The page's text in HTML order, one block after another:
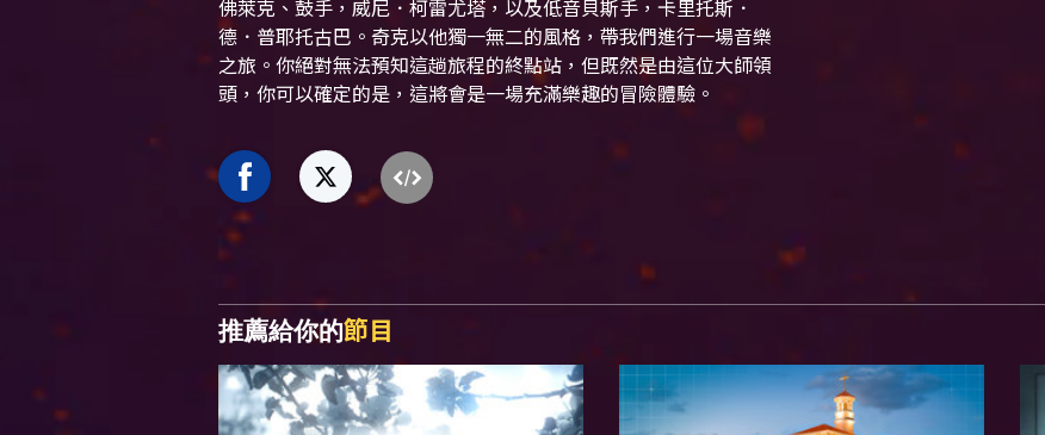
佛萊克、鼓手，威尼．柯雷尤塔，以及低音貝斯手，卡里托斯．
德．普耶托古巴。奇克以他獨一無二的風格，帶我們進行一場音樂
之旅。你絕對無法預知這趟旅程的終點站，但既然是由這位大師領
頭，你可以確定的是，這將會是一場充滿樂趣的冒險體驗。
推薦給你的節目